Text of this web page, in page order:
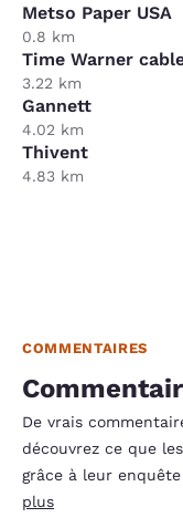
Metso Paper USA
0.8 km
Time Warner
3.22 km
Gannett
4.02 km
Thivent
4.83 km
COMMENTAIRES
De vrais
découvrez ce que
grâce à leur
plus